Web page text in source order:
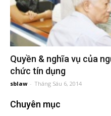
vấn
đầu
Quyền & nghĩa vụ của
chức tín dụng
sblaw - Tháng Sáu 6, 2014
Chuyên mục